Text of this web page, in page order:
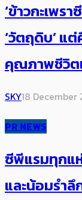
‘ข้าวกะเพร
‘วัตถุดิบ’ แ
คุณภาพชีวิต
SKY18 December
PR NEWS
ซีพีแรมทุกแ
และน้อมรำ